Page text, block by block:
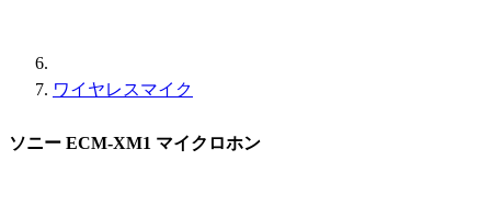
ワイヤレスマイク
ソニー ECM-XM1 マイクロホン